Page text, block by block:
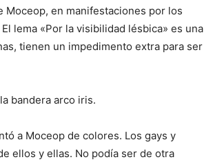
en manifestaciones por los
lema «Por la visibilidad lésbica» es una
tienen un impedimento extra para ser
bandera arco iris.
a Moceop de colores. Los gays y
ellos y ellas. No podía ser de otra